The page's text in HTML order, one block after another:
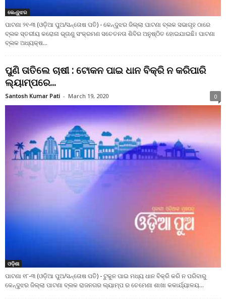
କେନ୍ଦୁଝର
ପାଟଣା ୨୧-୩ (ଓଡ଼ିଆ ପୁଅ/ସନ୍ତୋଷ ପତି) - କେନ୍ଦୁଝର ଜିଲ୍ଲା ପାଟଣା ବ୍ଲକ ସଭାଗୃହ ଠାରେ
ବ୍ଲକ ସ୍ତରୀୟ କରୋନା ଭୂତାଣୁ ସଂକ୍ରମଣ ସଚେତନତା ଶିବିର ଅନୁଷ୍ଠିତ ହୋଇଯାଇଛି। ପାଟଣା
ବ୍ଲକ ଅଧ୍ୟକ୍ଷ...
ପୁଣି ତାତିଲେ ଚାଷୀ : ଟୋକନ ପାଇ ଧାନ ବିକ୍ରି ନ କରିପାରି
ଲ୍ୟାମ୍ପରେ...
Santosh Kumar Pati - March 19, 2020 0
ଓଡ଼ିଶା
ପାଟଣା ୧୮-୩ (ଓଡ଼ିଆ ପୁଅ/ସନ୍ତୋଷ ପତି) - ଟୁକୁନ ପାଇ ମଧ୍ୟ ଧାନ ବିକ୍ରି କରି ନ ପରିବାରୁ
କେନ୍ଦୁଝର ଜିଲ୍ଲା ପାଟଣା ବ୍ଲକ ରାଜନଗର ଲ୍ୟାମ୍ପ ର ଚେମେଣା ଶାଖା କକାର୍ଯ୍ୟାଳୟ...